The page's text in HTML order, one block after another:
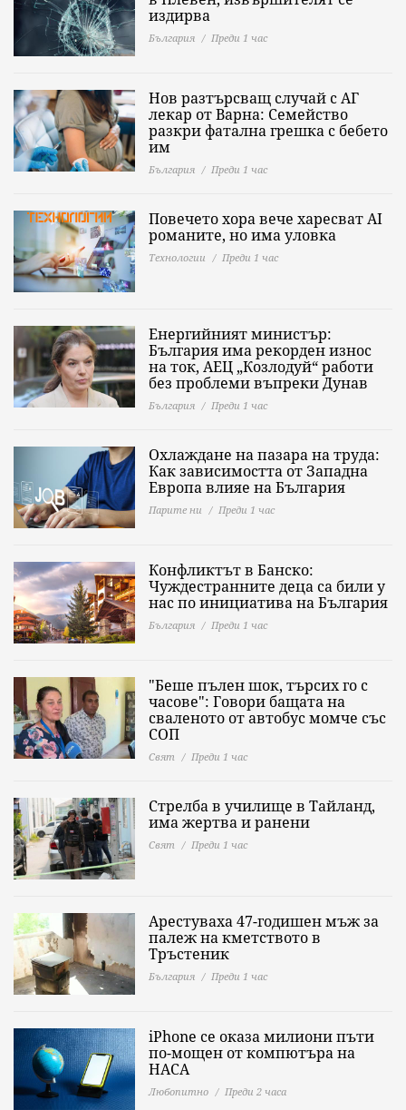
издирва
България Преди 1 час
Нов разтърсващ случай с АГ
лекар от Варна: Семейство
разкри фатална грешка с бебето
им
България Преди 1 час
Повечето хора вече харесват AI
романите, но има уловка
Технологии Преди 1 час
Енергийният министър:
България има рекорден износ
на ток, АЕЦ „Козлодуй“ работи
без проблеми въпреки Дунав
България Преди 1 час
Охлаждане на пазара на труда:
Как зависимостта от Западна
Европа влияе на България
Парите ни Преди 1 час
Конфликтът в Банско:
Чуждестранните деца са били у
нас по инициатива на България
България Преди 1 час
"Беше пълен шок, търсих го с
часове": Говори бащата на
сваленото от автобус момче със
СОП
Свят Преди 1 час
Стрелба в училище в Тайланд,
има жертва и ранени
Свят Преди 1 час
Арестуваха 47-годишен мъж за
палеж на кметството в
Тръстеник
България Преди 1 час
iPhone се оказа милиони пъти
по-мощен от компютъра на
НАСА
Любопитно Преди 2 часа